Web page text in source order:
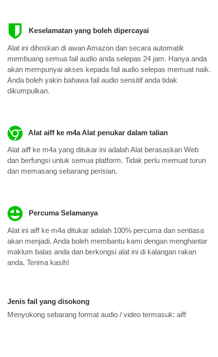
Keselamatan yang boleh dipercayai
Alat ini dihoskan di awan Amazon dan secara automatik
membuang semua fail audio anda selepas 24 jam. Hanya anda
akan mempunyai akses kepada fail audio selepas memuat naik.
Anda boleh yakin bahawa fail audio sensitif anda tidak
dikumpulkan.
Alat aiff ke m4a Alat penukar dalam talian
Alat aiff ke m4a yang ditukar ini adalah Alat berasaskan Web
dan berfungsi untuk semua platform. Tidak perlu memuat turun
dan memasang sebarang perisian.
Percuma Selamanya
Alat ini aiff ke m4a ditukar adalah 100% percuma dan sentiasa
akan menjadi. Anda boleh membantu kami dengan menghantar
maklum balas anda dan berkongsi alat ini di kalangan rakan
anda. Terima kasih!
Jenis fail yang disokong
Menyokong sebarang format audio / video termasuk: aiff